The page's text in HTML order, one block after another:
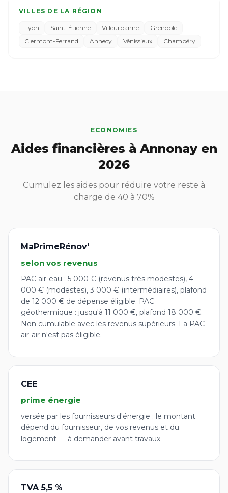
VILLES DE LA RÉGION
Lyon Saint-Étienne Villeurbanne
Grenoble
Clermont-Ferrand
Annecy Vénissieux Chambéry
ECONOMIES
Aides financières à Annonay en
2026
Cumulez les aides pour réduire votre reste à
charge de 40 à 70%
MaPrimeRénov'
selon vos revenus
PAC air-eau : 5 000 € (revenus très modestes), 4
000 € (modestes), 3 000 € (intermédiaires), plafond
de 12 000 € de dépense éligible. PAC
géothermique : jusqu'à 11 000 €, plafond 18 000 €.
Non cumulable avec les revenus supérieurs. La PAC
air-air n'est pas éligible.
CEE
prime énergie
versée par les fournisseurs d'énergie ; le montant
dépend du fournisseur, de vos revenus et du
logement — à demander avant travaux
TVA 5,5 %